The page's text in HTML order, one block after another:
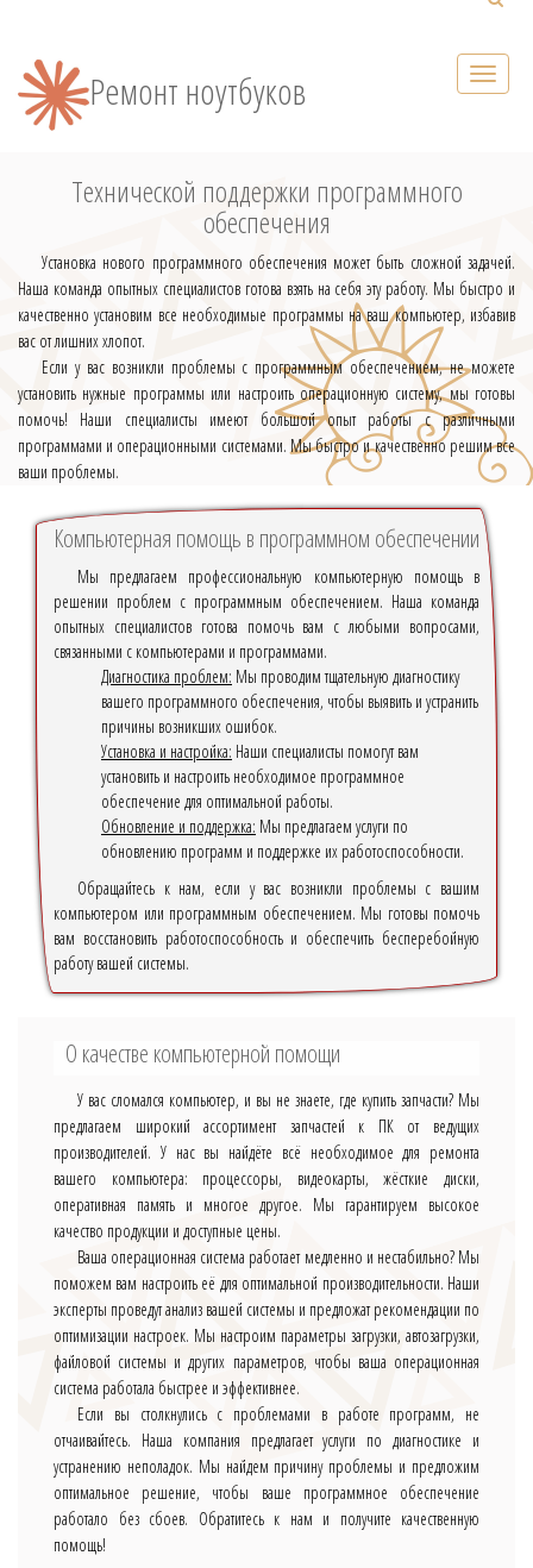
Ремонт ноутбуков
Технической поддержки программного
обеспечения
Установка нового программного обеспечения может быть сложной задачей.
Наша команда опытных специалистов готова взять на себя эту работу. Мы быстро и
качественно установим все необходимые программы на ваш компьютер, избавив
вас от лишних хлопот.
Если у вас возникли проблемы с программным обеспечением, не можете
установить нужные программы или настроить операционную систему, мы готовы
помочь! Наши специалисты имеют большой опыт работы с различными
программами и операционными системами. Мы быстро и качественно решим все
ваши проблемы.
Компьютерная помощь в программном обеспечении
Мы предлагаем профессиональную компьютерную помощь в
решении проблем с программным обеспечением. Наша команда
опытных специалистов готова помочь вам с любыми вопросами,
связанными с компьютерами и программами.
Диагностика проблем: Мы проводим тщательную диагностику
вашего программного обеспечения, чтобы выявить и устранить
причины возникших ошибок.
Установка и настройка: Наши специалисты помогут вам
установить и настроить необходимое программное
обеспечение для оптимальной работы.
Обновление и поддержка: Мы предлагаем услуги по
обновлению программ и поддержке их работоспособности.
Обращайтесь к нам, если у вас возникли проблемы с вашим
компьютером или программным обеспечением. Мы готовы помочь
вам восстановить работоспособность и обеспечить бесперебойную
работу вашей системы.
О качестве компьютерной помощи
У вас сломался компьютер, и вы не знаете, где купить запчасти? Мы
предлагаем широкий ассортимент запчастей к ПК от ведущих
производителей. У нас вы найдёте всё необходимое для ремонта
вашего компьютера: процессоры, видеокарты, жёсткие диски,
оперативная память и многое другое. Мы гарантируем высокое
качество продукции и доступные цены.
Ваша операционная система работает медленно и нестабильно? Мы
поможем вам настроить её для оптимальной производительности. Наши
эксперты проведут анализ вашей системы и предложат рекомендации по
оптимизации настроек. Мы настроим параметры загрузки, автозагрузки,
файловой системы и других параметров, чтобы ваша операционная
система работала быстрее и эффективнее.
Если вы столкнулись с проблемами в работе программ, не
отчаивайтесь. Наша компания предлагает услуги по диагностике и
устранению неполадок. Мы найдем причину проблемы и предложим
оптимальное решение, чтобы ваше программное обеспечение
работало без сбоев. Обратитесь к нам и получите качественную
помощь!